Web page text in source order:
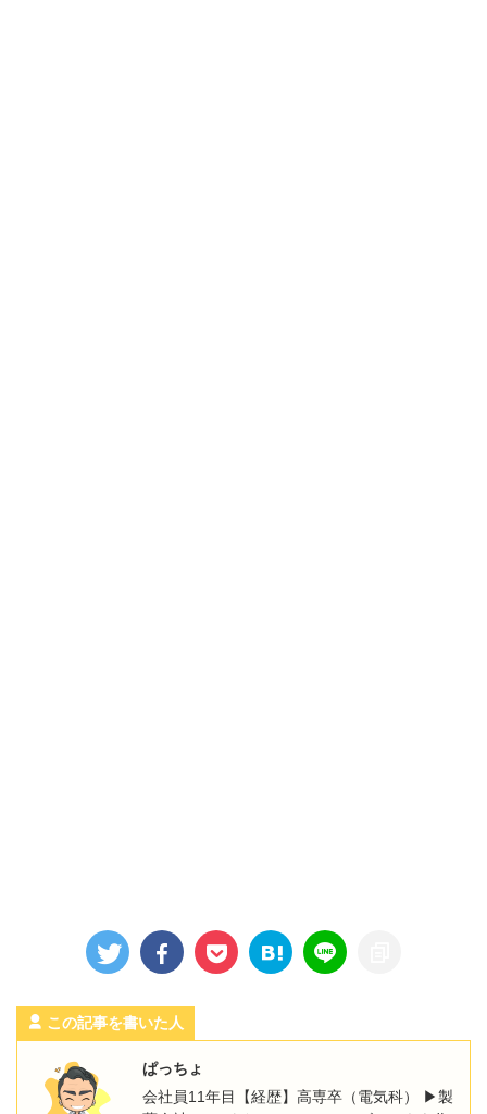
この記事を書いた人
ぱっちょ
会社員11年目【経歴】高専卒（電気科） ▶︎製